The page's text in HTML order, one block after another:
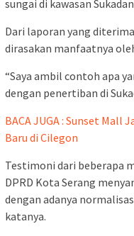
sungai di kawasan
Dari laporan yang
dirasakan manfaatnya
“Saya ambil contoh apa
dengan penertiban di
BACA JUGA : Sunset Mall
Baru di Cilegon
Testimoni dari beberapa
DPRD Kota Serang
dengan adanya
katanya.